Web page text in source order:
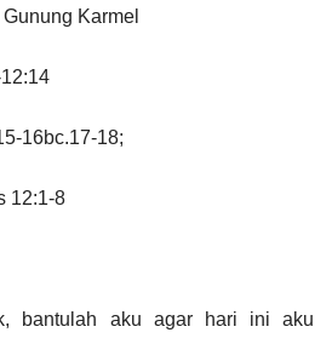
Karmel
16bc.17-18;
12:1-8
bantulah aku agar hari ini aku